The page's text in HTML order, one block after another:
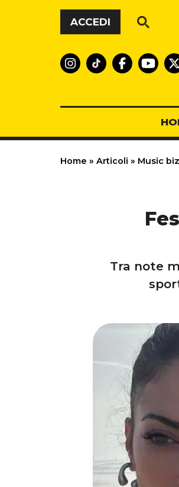
Vai al contenuto
ACCEDI
Home » Articoli » Music biz
Tra note